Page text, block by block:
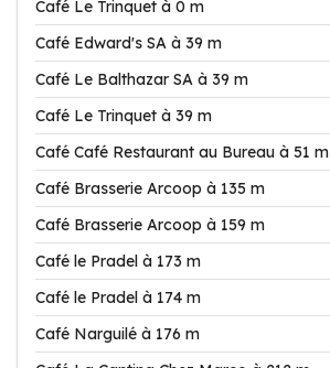
Café Le Trinquet à 0 m
Café Edward's SA à 39 m
Café Le Balthazar SA à 39 m
Café Le Trinquet à 39 m
Café Café Restaurant au Bureau à 51 m
Café Brasserie Arcoop à 135 m
Café Brasserie Arcoop à 159 m
Café le Pradel à 173 m
Café le Pradel à 174 m
Café Narguilé à 176 m